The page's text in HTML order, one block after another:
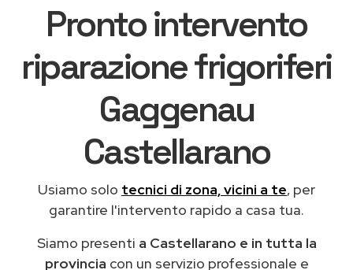
Pronto intervento
riparazione frigoriferi
Gaggenau
Castellarano
Usiamo solo tecnici di zona, vicini a te, per
garantire l'intervento rapido a casa tua.
Siamo presenti a Castellarano e in tutta la
provincia con un servizio professionale e